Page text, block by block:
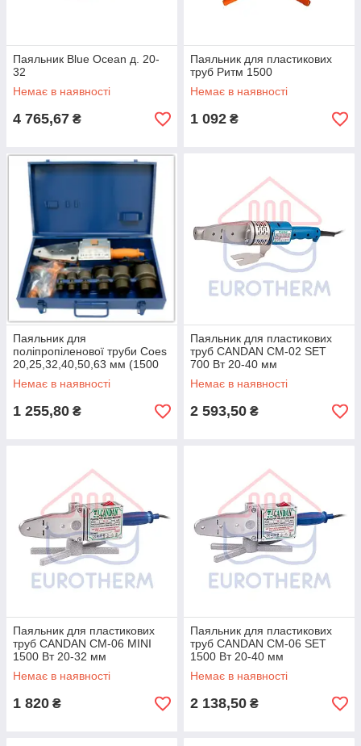
Паяльник Blue Ocean д. 20-
32
Немає в наявності
4 765,67 ₴
Паяльник для пластикових
труб Ритм 1500
Немає в наявності
1 092 ₴
Паяльник для
поліпропіленової труби Coes
20,25,32,40,50,63 мм (1500
вт)
Немає в наявності
1 255,80 ₴
Паяльник для пластикових
труб CANDAN CM-02 SET
700 Вт 20-40 мм
Немає в наявності
2 593,50 ₴
Паяльник для пластикових
труб CANDAN CM-06 MINI
1500 Вт 20-32 мм
Немає в наявності
1 820 ₴
Паяльник для пластикових
труб CANDAN CM-06 SET
1500 Вт 20-40 мм
Немає в наявності
2 138,50 ₴